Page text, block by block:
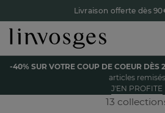
Livraison offerte dès
Retour offert avec
Payez en 3x ou 4x sans
Le parrainage Linvosges : offrez
découvre
-40% sur votre coup de coeurdès 2
profite
-40% SUR VOTRE COUP DE COEUR DÈS
articles remisés
J'EN PROFITE
Accueil Enfant Linge de bain
PEIGNOIRS DE
13